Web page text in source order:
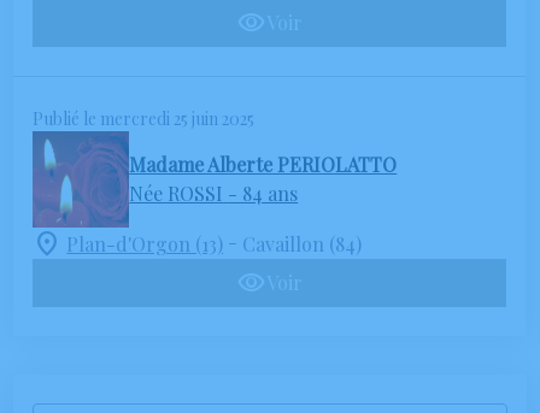
Voir
Publié le mercredi 25 juin 2025
Madame Alberte PERIOLATTO
Née ROSSI - 84 ans
Plan-d'Orgon (13) - Cavaillon (84)
Voir